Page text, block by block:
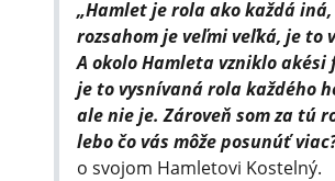
„Hamlet je rola ako každá
rozsahom je veľmi veľká, je to
A okolo Hamleta vzniklo akési
je to vysnívaná rola každého
ale nie je. Zároveň som za tú
lebo čo vás môže posunúť
o svojom Hamletovi Kostelný.